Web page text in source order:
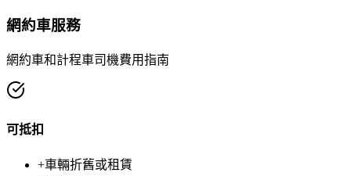
網約車服務
網約車和計程車司機費用指南
可抵扣
+車輛折舊或租賃